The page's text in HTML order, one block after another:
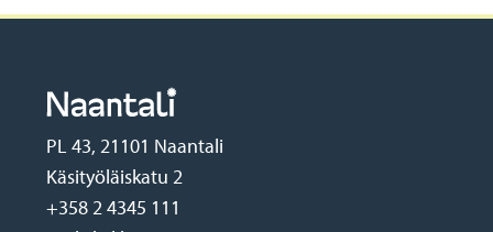
PL 43, 21101 Naantali
Käsityöläiskatu 2
+358 2 4345 111